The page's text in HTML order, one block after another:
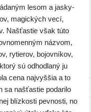
lesom a jas­ky­
magic­kých vecí,
Našťastie však túto
náz­vom,
rytie­rov, bojov­ní­kov,
sú odhod­la­ný ju
cena naj­vyš­šia a to
sa našťas­tie poda­ri­lo
blíz­kos­ti pev­nos­ti, no